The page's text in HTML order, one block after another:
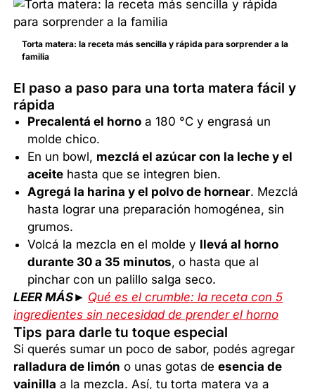
Torta matera: la receta más sencilla y rápida para sorprender a la
familia
El paso a paso para una torta matera fácil y
rápida
Precalentá el horno a 180 °C y engrasá un
molde chico.
En un bowl, mezclá el azúcar con la leche y el
aceite hasta que se integren bien.
Agregá la harina y el polvo de hornear. Mezclá
hasta lograr una preparación homogénea, sin
grumos.
Volcá la mezcla en el molde y llevá al horno
durante 30 a 35 minutos, o hasta que al
pinchar con un palillo salga seco.
LEER MÁS► Qué es el crumble: la receta con 5
ingredientes sin necesidad de prender el horno
Tips para darle tu toque especial
Si querés sumar un poco de sabor, podés agregar
ralladura de limón o unas gotas deesencia de
vainilla a la mezcla. Así, tu torta matera va a